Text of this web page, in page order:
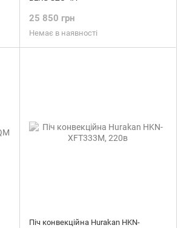
25 850 грн
Немає в наявності
Піч конвекційна Hurakan HKN-